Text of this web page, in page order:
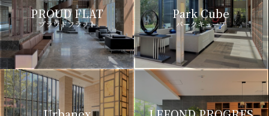
PROUD FLAT
プラウドフラット
Park Cube
パークキューブ